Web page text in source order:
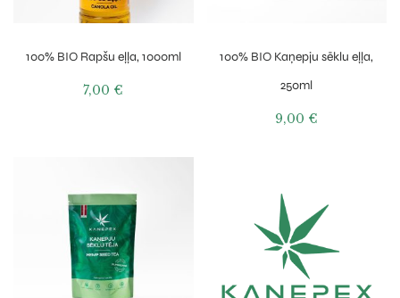
100% BIO Rapšu eļļa, 1000ml
7,00 €
100% BIO Kaņepju sēklu eļļa,
250ml
9,00 €